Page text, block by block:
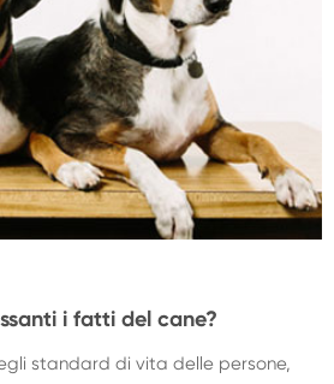
i fatti del cane?
standard di vita delle persone,